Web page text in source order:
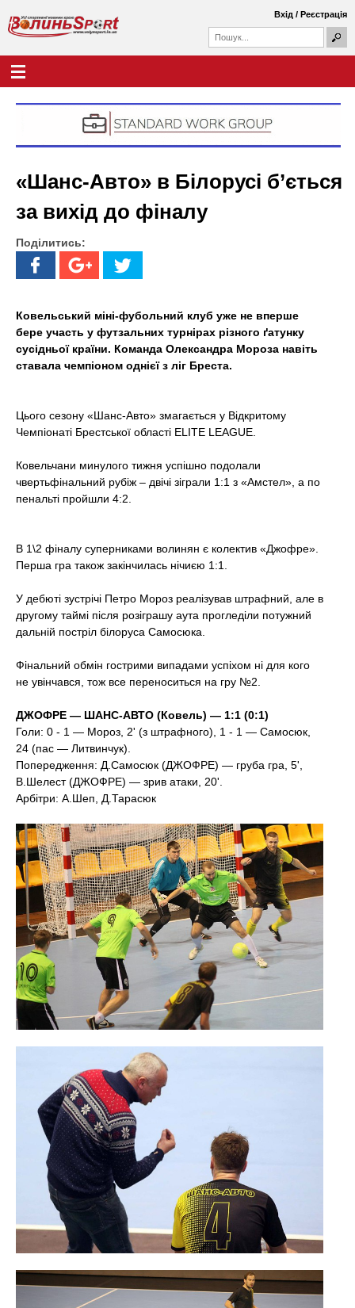
вмісту
В
о
н
ь
S
p
o
о
у
к
о
в
а
м
о
ш
Вхід / Реєстрація
«Шанс-Авто» в Білорусі б’ється
за вихід до фіналу
Поділитись:
Ковельський міні-фубольний клуб уже не вперше
бере участь у футзальних турнірах різного ґатунку
сусідньої країни. Команда Олександра Мороза навіть
ставала чемпіоном однієї з ліг Бреста.
Цього сезону «Шанс-Авто» змагається у Відкритому
Чемпіонаті Брестської області ELITE LEAGUE.
Ковельчани минулого тижня успішно подолали
чвертьфінальний рубіж – двічі зіграли 1:1 з «Амстел», а по
пенальті пройшли 4:2.
В 1\2 фіналу суперниками волинян є колектив «Джофре».
Перша гра також закінчилась нічиєю 1:1.
У дебюті зустрічі Петро Мороз реалізував штрафний, але в
другому таймі після розіграшу аута прогледіли потужний
дальній постріл білоруса Самосюка.
Фінальний обмін гострими випадами успіхом ні для кого
не увінчався, тож все переноситься на гру №2.
ДЖОФРЕ — ШАНС-АВТО (Ковель) — 1:1 (0:1)
Голи: 0 - 1 — Мороз, 2' (з штрафного), 1 - 1 — Самосюк,
24 (пас — Литвинчук).
Попередження: Д.Самосюк (ДЖОФРЕ) — груба гра, 5',
В.Шелест (ДЖОФРЕ) — зрив атаки, 20'.
Арбітри: А.Шеп, Д.Тарасюк